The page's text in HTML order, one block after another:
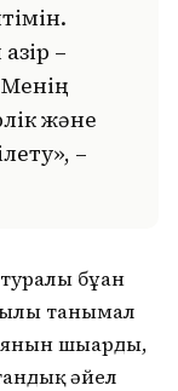
–
және
–
бұған
танымал
шығарды,
әйел